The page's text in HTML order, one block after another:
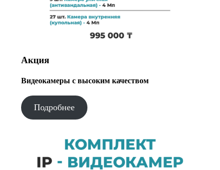
Акция
Видеокамеры с высоким качеством
Подробнее